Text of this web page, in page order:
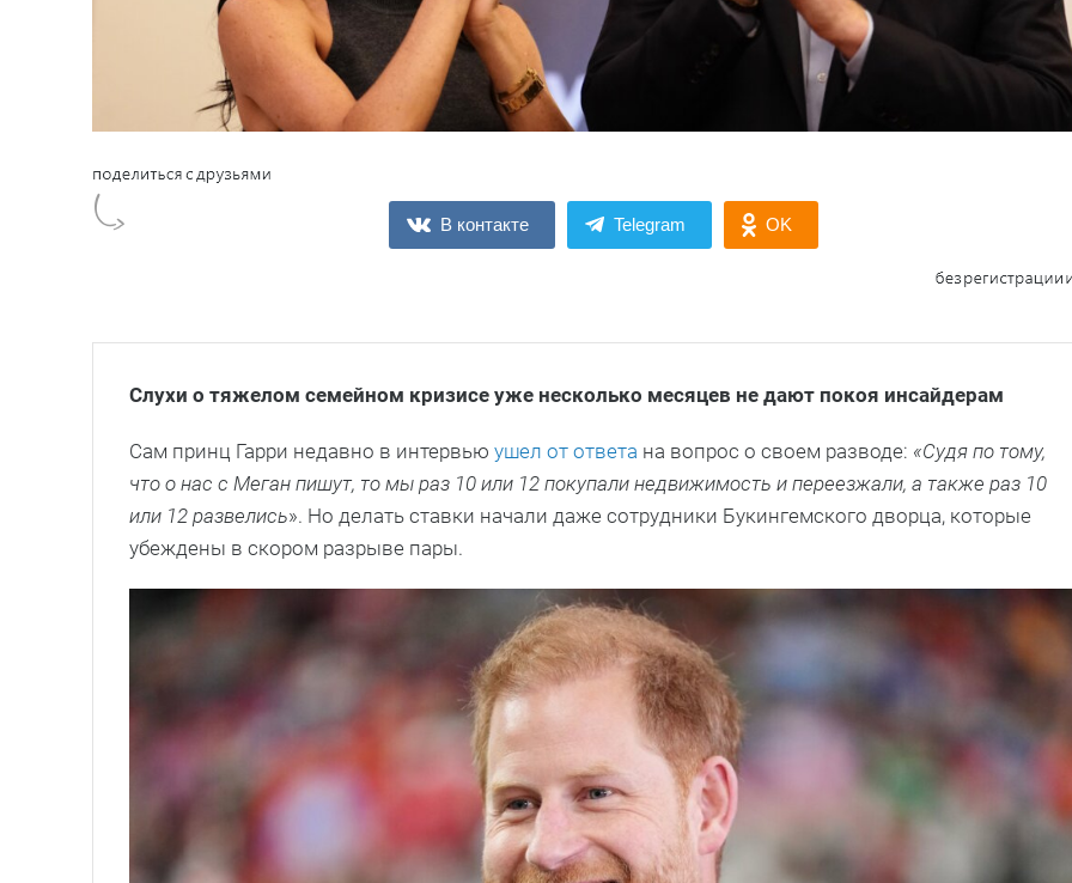
В контакте Telegram OK
Слухи о тяжелом семейном кризисе уже несколько месяцев не дают покоя инсайдерам
Сам принц Гарри недавно в интервью ушел от ответа на вопрос о своем разводе: «Судя по тому,
что о нас с Меган пишут, то мы раз 10 или 12 покупали недвижимость и переезжали, а также раз 10
или 12 развелись». Но делать ставки начали даже сотрудники Букингемского дворца, которые
убеждены в скором разрыве пары.